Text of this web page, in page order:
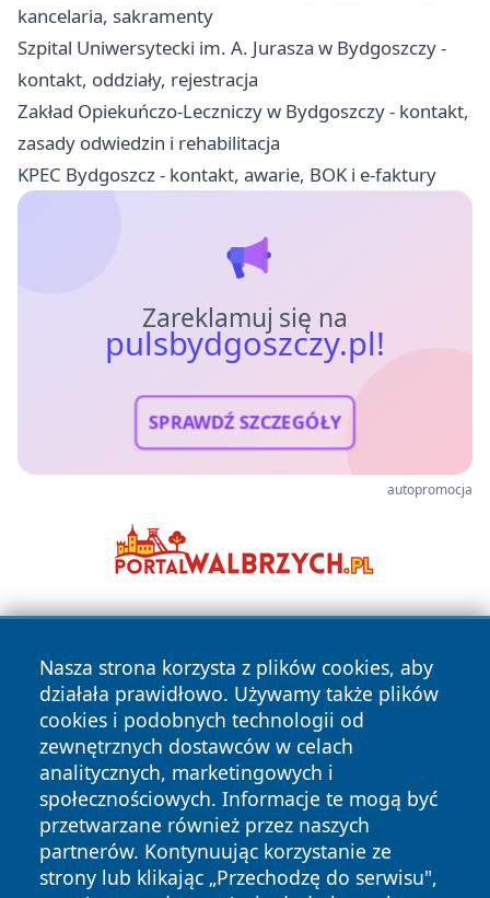
kancelaria, sakramenty
Szpital Uniwersytecki im. A. Jurasza w Bydgoszczy -
kontakt, oddziały, rejestracja
Zakład Opiekuńczo-Leczniczy w Bydgoszczy - kontakt,
zasady odwiedzin i rehabilitacja
KPEC Bydgoszcz - kontakt, awarie, BOK i e-faktury
Zareklamuj się na
pulsbydgoszczy.pl!
SPRAWDŹ SZCZEGÓŁY
autopromocja
Nasza strona korzysta z plików cookies, aby
działała prawidłowo. Używamy także plików
cookies i podobnych technologii od
zewnętrznych dostawców w celach
analitycznych, marketingowych i
społecznościowych. Informacje te mogą być
przetwarzane również przez naszych
partnerów. Kontynuując korzystanie ze
strony lub klikając „Przechodzę do serwisu",
Copyright © 2026 pulsbydgoszczy.pl Wszystkie prawa
zastrzeżone.
News Autorzy
Polityka
Prywatności
Polityka
Cookies